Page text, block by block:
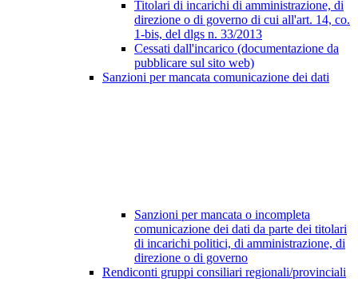
Titolari di incarichi di amministrazione, di
direzione o di governo di cui all'art. 14, co.
1-bis, del dlgs n. 33/2013
Cessati dall'incarico (documentazione da
pubblicare sul sito web)
Sanzioni per mancata comunicazione dei dati
Sanzioni per mancata o incompleta
comunicazione dei dati da parte dei titolari
di incarichi politici, di amministrazione, di
direzione o di governo
Rendiconti gruppi consiliari regionali/provinciali